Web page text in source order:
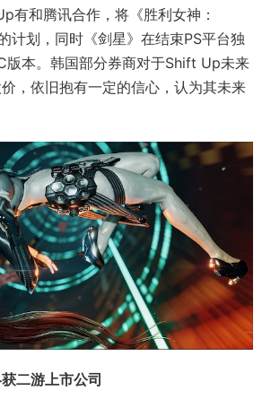
有和腾讯合作，将《胜利女神：
计划，同时《剑星》在结束PS平台独
版本。韩国部分券商对于Shift Up未来
，依旧抱有一定的信心，认为其未来
二游上市公司